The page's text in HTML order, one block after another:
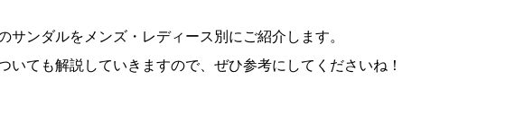
ンダルをメンズ・レディース別にご紹介します。
いても解説していきますので、ぜひ参考にしてくださいね！